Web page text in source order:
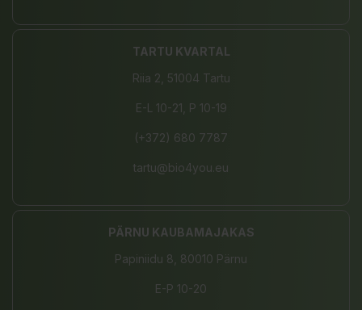
TARTU KVARTAL
Riia 2, 51004 Tartu
E-L 10-21, P 10-19
(+372) 680 7787
tartu@bio4you.eu
PÄRNU KAUBAMAJAKAS
Papiniidu 8, 80010 Pärnu
E-P 10-20